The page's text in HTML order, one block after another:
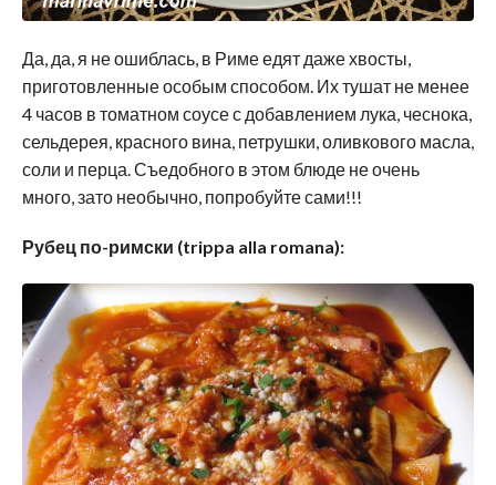
Да, да, я не ошиблась, в Риме едят даже хвосты,
приготовленные особым способом. Их тушат не менее
4 часов в томатном соусе с добавлением лука, чеснока,
сельдерея, красного вина, петрушки, оливкового масла,
соли и перца. Съедобного в этом блюде не очень
много, зато необычно, попробуйте сами!!!
Рубец по-римски (trippa alla romana):